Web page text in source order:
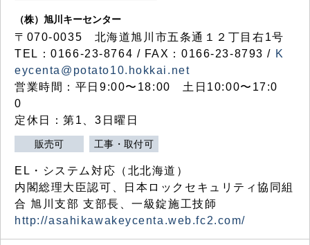
（株）旭川キーセンター
〒070-0035 北海道旭川市五条通１２丁目右1号
TEL：0166-23-8764 / FAX：0166-23-8793 / K
eycenta@potato10.hokkai.net
営業時間：平日9:00〜18:00 土日10:00〜17:0
0
定休日：第1、3日曜日
販売可 工事・取付可
EL・システム対応（北北海道）
内閣総理大臣認可、日本ロックセキュリティ協同組
合 旭川支部 支部長、一級錠施工技師
http://asahikawakeycenta.web.fc2.com/